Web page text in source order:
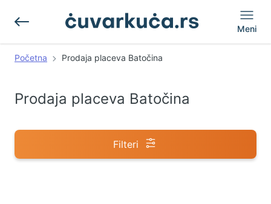
Meni
Početna Prodaja placeva Batočina
Prodaja placeva Batočina
Filteri